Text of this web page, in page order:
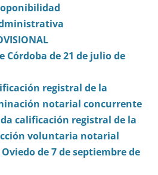
Córdoba de 21 de julio de
registral de la
notarial concurrente
calificación registral de la
voluntaria notarial
Oviedo de 7 de septiembre de